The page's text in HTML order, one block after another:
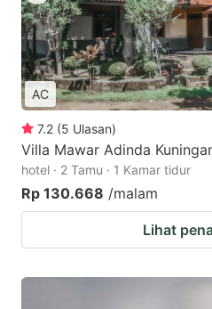
AC
7.2 (5 Ulasan)
Villa Mawar Adinda
hotel · 2 Tamu · 1 Kamar tidur
Rp 130.668 /malam
Lihat